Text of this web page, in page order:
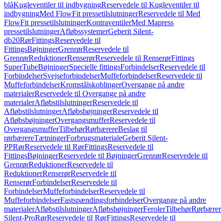
blåKugleventiler til indbygningReservedele til Kugleventiler til
indbygningMed FlowFit pressetilslutningerReservedele til Med
FlowFit pressetilslutningerKontraventilerMed Mapress
pressetilslutningerAfløbssystemerGeberit Silent-
db20RørFittingsReservedele til
FittingsBøjningerGrenrørReservedele til
GrenrørReduktionerRenserørReservedele til RenserørFittings
SuperTubeBøjningerSpecielle fittingsForbindelserReservedele til
ForbindelserSvejseforbindelserMuffeforbindelserReservedele til
MuffeforbindelserKromstålskoblingerOvergange på andre
materialerReservedele til Overgange på andre
materialerAfløbstilslutningerReservedele til
AfløbstilslutningerAfløbsbøjningerReservedele til
AfløbsbøjningerOvergangsmufferReservedele til
OvergangsmufferTilbehørRørbærereBeslag til
rørbærereTætningerForbrugsmaterialeGeberit Silent-
PPRørReservedele til RørFittingsReservedele til
FittingsBøjningerReservedele til BøjningerGrenrørReservedele til
GrenrørReduktionerReservedele til
ReduktionerRenserørReservedele til
RenserørForbindelserReservedele til
ForbindelserMuffeforbindelserReservedele til
MuffeforbindelserFastspændingsforbindelserOvergange på andre
materialerAfløbstilslutningerAfløbsbøjningerFerolerTilbehør
Silent-ProRørReservedele til RørFittingsReservedele til